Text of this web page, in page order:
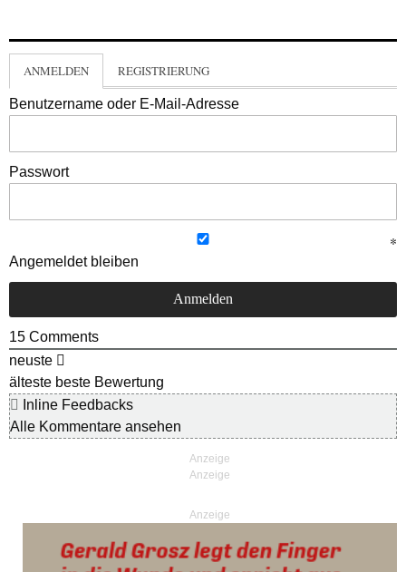
ANMELDEN REGISTRIERUNG
Benutzername oder E-Mail-Adresse
Passwort
Angemeldet bleiben
15 Comments
neuste
älteste beste Bewertung
Inline Feedbacks
Alle Kommentare ansehen
Anzeige